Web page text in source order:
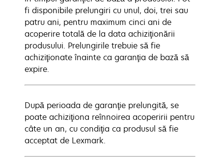
fi disponibile prelungiri cu unul, doi, trei sau
patru ani, pentru maximum cinci ani de
acoperire totală de la data achiziţionării
produsului. Prelungirile trebuie să fie
achiziţionate înainte ca garanţia de bază să
expire.
După perioada de garanţie prelungită, se
poate achiziţiona reînnoirea acoperirii pentru
câte un an, cu condiţia ca produsul să fie
acceptat de Lexmark.